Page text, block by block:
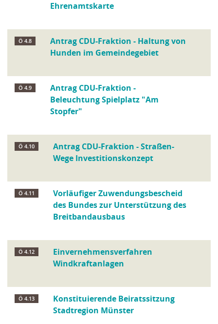
Ehrenamtskarte
Ö 4.8
Antrag CDU-Fraktion - Haltung von
Hunden im Gemeindegebiet
Ö 4.9
Antrag CDU-Fraktion -
Beleuchtung Spielplatz "Am
Stopfer"
Ö 4.10
Antrag CDU-Fraktion - Straßen-
Wege Investitionskonzept
Ö 4.11
Vorläufiger Zuwendungsbescheid
des Bundes zur Unterstützung des
Breitbandausbaus
Ö 4.12
Einvernehmensverfahren
Windkraftanlagen
Ö 4.13
Konstituierende Beiratssitzung
Stadtregion Münster